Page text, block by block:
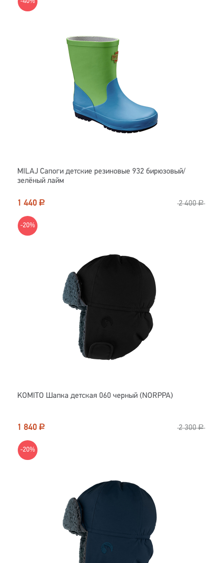
MILAJ Сапоги детские резиновые 932 бирюзовый/
зелёный лайм
1 440 Р 2 400 Р
-20%
KOMITO Шапка детская 060 черный (NORPPA)
1 840 Р 2 300 Р
-20%